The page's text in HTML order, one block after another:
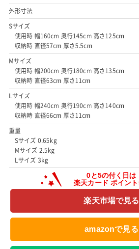
外形寸法
Sサイズ
使用時 幅160cm 奥行145cm 高さ125cm
収納時 直径57cm 厚さ5.5cm
Mサイズ
使用時 幅200cm 奥行180cm 高さ135cm
収納時 直径63cm 厚さ11cm
Lサイズ
使用時 幅240cm 奥行190cm 高さ140cm
収納時 直径66cm 厚さ11cm
重量
Sサイズ 0.65kg
Mサイズ 2.5kg
Lサイズ 3kg
楽天市場で見る
amazonで見る